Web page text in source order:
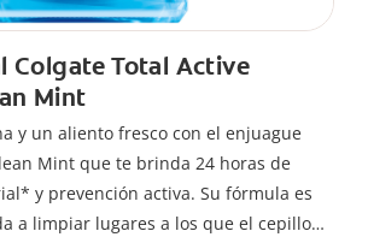
Colgate Total Active
Mint
y un aliento fresco con el enjuague
Mint que te brinda 24 horas de
y prevención activa. Su fórmula es
a limpiar lugares a los que el cepillo